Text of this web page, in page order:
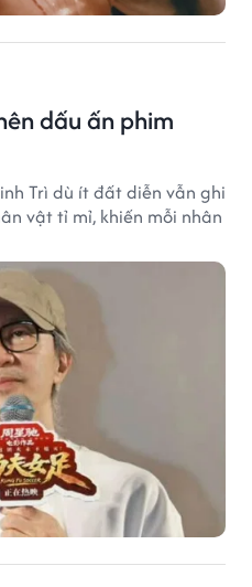
dấu ấn phim
Trì dù ít đất diễn vẫn ghi
vật tỉ mỉ, khiến mỗi nhân